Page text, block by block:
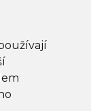
zboží,